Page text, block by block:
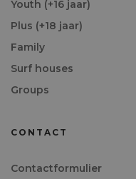
Youth (+16 jaar)
Plus (+18 jaar)
Family
Surf houses
Groups
CONTACT
Contactformulier